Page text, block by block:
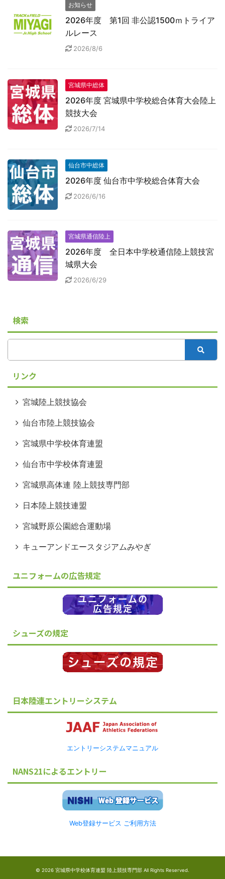
お知らせ
2026年度 第1回 非公認1500ｍトライア
ルレース
2026/8/6
宮城県中総体
2026年度 宮城県中学校総合体育大会陸上
競技大会
2026/7/14
仙台市中総体
2026年度 仙台市中学校総合体育大会
2026/6/16
宮城県通信陸上
2026年度 全日本中学校通信陸上競技宮
城県大会
2026/6/29
検索
リンク
宮城陸上競技協会
仙台市陸上競技協会
宮城県中学校体育連盟
仙台市中学校体育連盟
宮城県高体連 陸上競技専門部
日本陸上競技連盟
宮城野原公園総合運動場
キューアンドエースタジアムみやぎ
ユニフォームの広告規定
シューズの規定
日本陸連エントリーシステム
エントリーシステムマニュアル
NANS21によるエントリー
Web登録サービス ご利用方法
© 2026 宮城県中学校体育連盟 陸上競技専門部 All Rights Reserved.